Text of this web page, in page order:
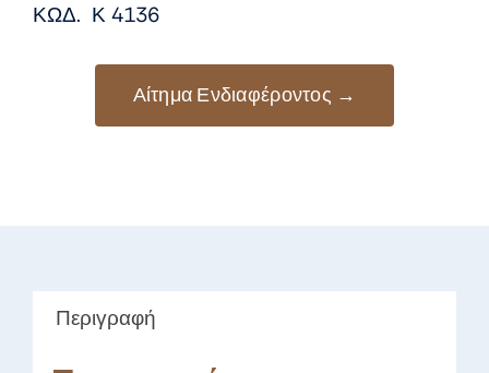
ΚΩΔ. Κ 4136
Αίτημα Ενδιαφέροντος →
Περιγραφή